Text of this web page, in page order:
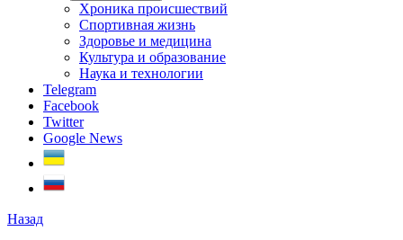
Хроника происшествий
Спортивная жизнь
Здоровье и медицина
Культура и образование
Наука и технологии
Telegram
Facebook
Twitter
Google News
Назад